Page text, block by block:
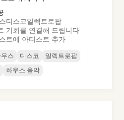
디스코일렉트로팝
기회를 연결해 드립니다
트에 아티스트 추가
스 디스코
일렉트로팝
하우스 음악